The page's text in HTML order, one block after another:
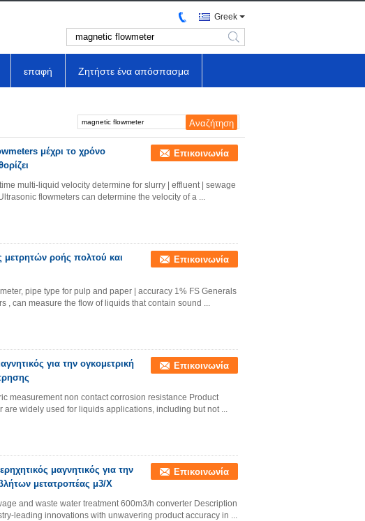
Greek
search
επαφή Ζητήστε ένα απόσπασμα
μέχρι το χρόνο
Επικοινωνία
multi-liquid velocity determine for slurry | effluent | sewage
flowmeters can determine the velocity of a ...
μετρητών ροής πολτού και
Επικοινωνία
pipe type for pulp and paper | accuracy 1% FS Generals
, can measure the flow of liquids that contain sound ...
για την ογκομετρική
Επικοινωνία
measurement non contact corrosion resistance Product
are widely used for liquids applications, including but not ...
μαγνητικός για την
μετατροπέας μ3/Χ
Επικοινωνία
and waste water treatment 600m3/h converter Description
leading innovations with unwavering product accuracy in ...